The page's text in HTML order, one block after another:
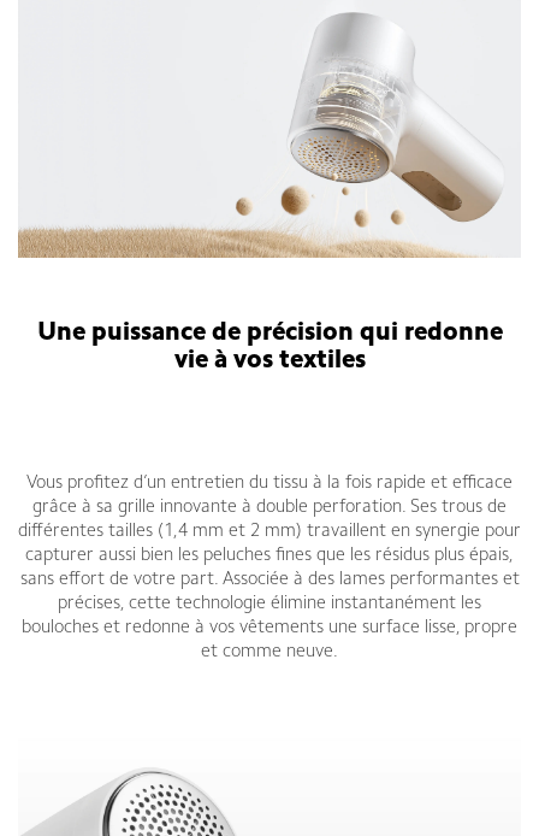
Une puissance de précision qui redonne
vie à vos textiles
Vous profitez d’un entretien du tissu à la fois rapide et efficace
grâce à sa grille innovante à double perforation. Ses trous de
différentes tailles (1,4 mm et 2 mm) travaillent en synergie pour
capturer aussi bien les peluches fines que les résidus plus épais,
sans effort de votre part. Associée à des lames performantes et
précises, cette technologie élimine instantanément les
bouloches et redonne à vos vêtements une surface lisse, propre
et comme neuve.